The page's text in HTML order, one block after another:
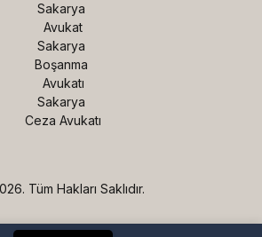
Sakarya
Avukat
Sakarya
Boşanma
Avukatı
Sakarya
Ceza Avukatı
Tüm Hakları Saklıdır.